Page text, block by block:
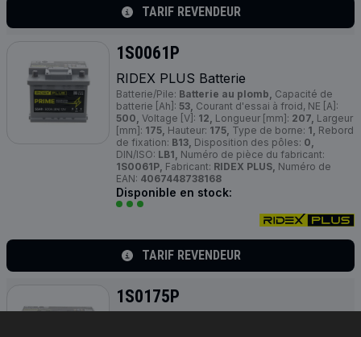
TARIF REVENDEUR
1S0061P
RIDEX PLUS Batterie
Batterie/Pile: Batterie au plomb, Capacité de
batterie [Ah]: 53, Courant d'essai à froid, NE [A]:
500, Voltage [V]: 12, Longueur [mm]: 207, Largeur
[mm]: 175, Hauteur: 175, Type de borne: 1, Rebord
de fixation: B13, Disposition des pôles: 0,
DIN/ISO: LB1, Numéro de pièce du fabricant:
1S0061P, Fabricant: RIDEX PLUS, Numéro de
EAN: 4067448738168
Disponible en stock:
TARIF REVENDEUR
1S0175P